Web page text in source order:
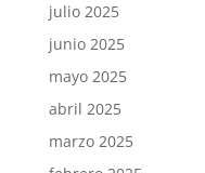
julio 2025
junio 2025
mayo 2025
abril 2025
marzo 2025